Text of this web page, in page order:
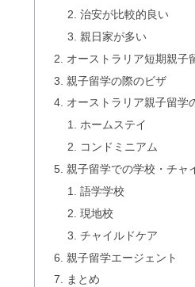
治安が比較的良い
親日家が多い
オーストラリア短期親子
親子留学の際のビザ
オーストラリア親子留学
ホームステイ
コンドミニアム
親子留学での学校・チャ
語学学校
現地校
チャイルドケア
親子留学エージェント
まとめ